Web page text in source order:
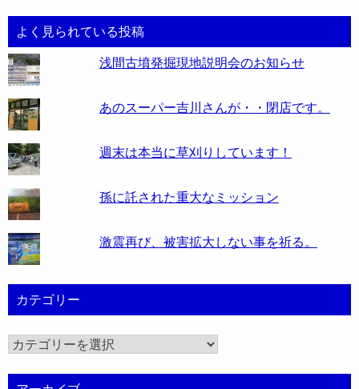
よく見られている投稿
浅間古墳発掘現地説明会のお知らせ
あのスーパー吉川さんが・・閉店です。
週末は本当に草刈りしています！
孫に託された重大なミッション
激震再び、被害拡大しない事を祈る。
カテゴリー
カ
ゴ